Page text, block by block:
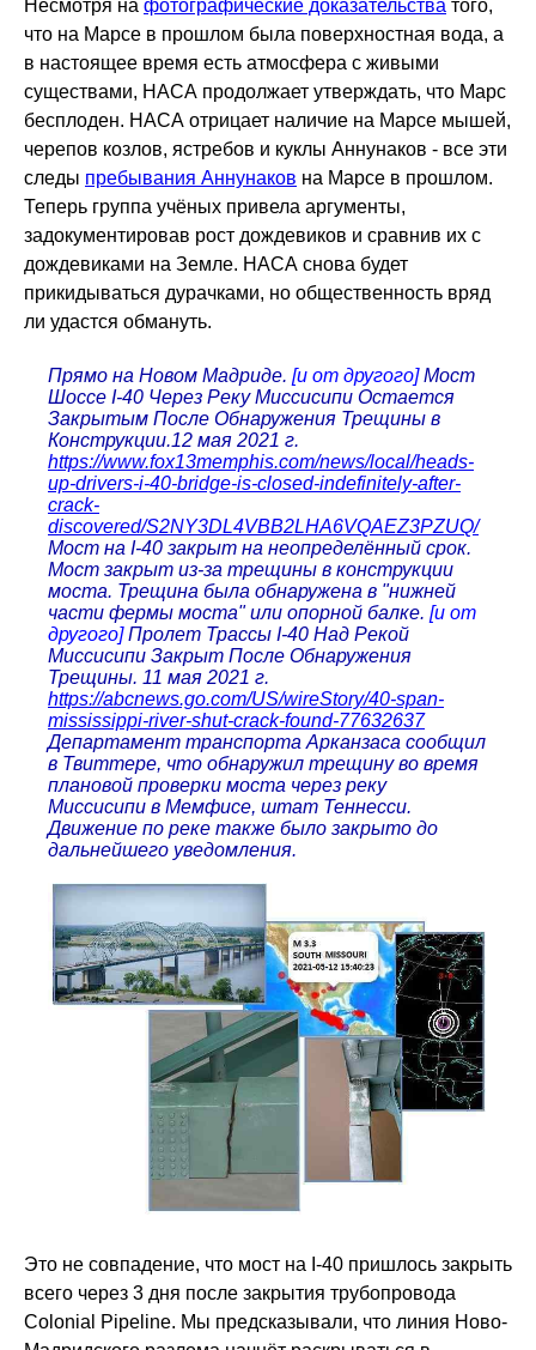
Несмотря на фотографические доказательства того,
что на Марсе в прошлом была поверхностная вода, а
в настоящее время есть атмосфера с живыми
существами, НАСА продолжает утверждать, что Марс
бесплоден. НАСА отрицает наличие на Марсе мышей,
черепов козлов, ястребов и куклы Аннунаков - все эти
следы пребывания Аннунаков на Марсе в прошлом.
Теперь группа учёных привела аргументы,
задокументировав рост дождевиков и сравнив их с
дождевиками на Земле. НАСА снова будет
прикидываться дурачками, но общественность вряд
ли удастся обмануть.
Прямо на Новом Мадриде. [и от другого] Мост
Шоссе I-40 Через Реку Миссисипи Остается
Закрытым После Обнаружения Трещины в
Конструкции.12 мая 2021 г.
https://www.fox13memphis.com/news/local/heads-
up-drivers-i-40-bridge-is-closed-indefinitely-after-
crack-
discovered/S2NY3DL4VBB2LHA6VQAEZ3PZUQ/
Мост на I-40 закрыт на неопределённый срок.
Мост закрыт из-за трещины в конструкции
моста. Трещина была обнаружена в "нижней
части фермы моста" или опорной балке. [и от
другого] Пролет Трассы I-40 Над Рекой
Миссисипи Закрыт После Обнаружения
Трещины. 11 мая 2021 г.
https://abcnews.go.com/US/wireStory/40-span-
mississippi-river-shut-crack-found-77632637
Департамент транспорта Арканзаса сообщил
в Твиттере, что обнаружил трещину во время
плановой проверки моста через реку
Миссисипи в Мемфисе, штат Теннесси.
Движение по реке также было закрыто до
дальнейшего уведомления.
Это не совпадение, что мост на I-40 пришлось закрыть
всего через 3 дня после закрытия трубопровода
Colonial Pipeline. Мы предсказывали, что линия Ново-